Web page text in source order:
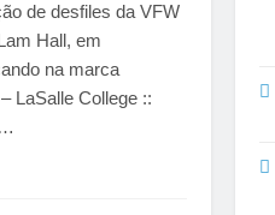
de desfiles da VFW
Hall, em
na marca
LaSalle College ::